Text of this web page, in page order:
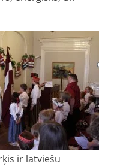
ir latviešu